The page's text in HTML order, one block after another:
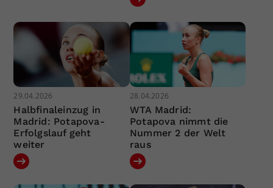
29.04.2026
Halbfinaleinzug in
Madrid: Potapova-
Erfolgslauf geht
weiter
28.04.2026
WTA Madrid:
Potapova nimmt die
Nummer 2 der Welt
raus